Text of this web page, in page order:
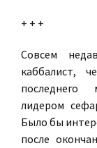
+ + +
Совсем
каббалист,
последнего
лидером
Было бы
после